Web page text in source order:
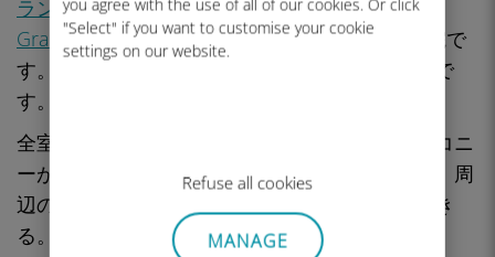
you agree with the use of all of our cookies. Or click
"Select" if you want to customise your cookie
settings on our website.
Refuse all cookies
MANAGE
ランド・ホテル（Anantara Convento di Amalfi
Grand Hotel ）は、崖の上に建つかつての修道院で
す。古い石壁と現代的な豪華さが融合した建築で
す。
全室海に面しており、いくつかの部屋にはバルコニ
ーが付いている。食事には地元の食材が使われ、周
辺の遺跡や青の洞窟へのガイドツアーも手配でき
る。